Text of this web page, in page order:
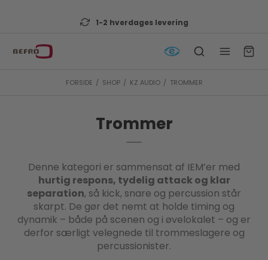
1-2 hverdages levering
FORSIDE / SHOP / KZ AUDIO / TROMMER
Trommer
Denne kategori er sammensat af IEM’er med
hurtig respons, tydelig attack og klar
separation, så kick, snare og percussion står
skarpt. De gør det nemt at holde timing og
dynamik – både på scenen og i øvelokalet – og er
derfor særligt velegnede til trommeslagere og
percussionister.